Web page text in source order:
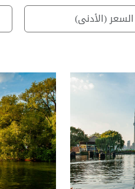
أستراليا/أوقيانوسيا